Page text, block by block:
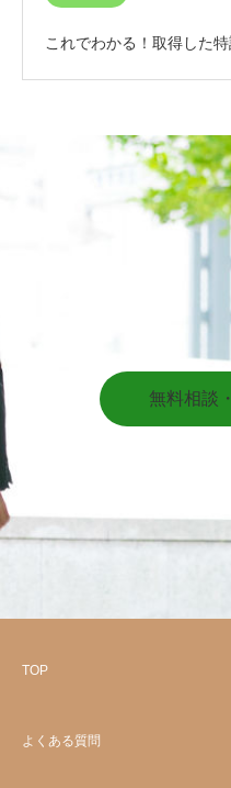
これでわかる！取得した
無料相談
TOP
よくある質問